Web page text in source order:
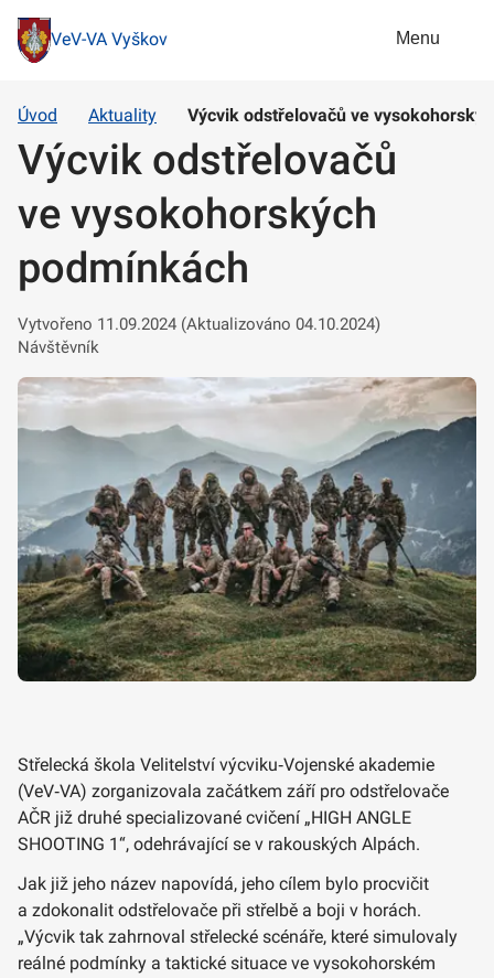
VeV-VA Vyškov Menu
Úvod Aktuality Výcvik odstřelovačů ve
Výcvik odstřelovačů
ve vysokohorských
podmínkách
Vytvořeno 11.09.2024 (Aktualizováno 04.10.2024)
Návštěvník
Střelecká škola Velitelství výcviku‑Vojenské akademie
(VeV‑VA) zorganizovala začátkem září pro odstřelovače
AČR již druhé specializované cvičení „HIGH ANGLE
SHOOTING 1“, odehrávající se v rakouských Alpách.
Jak již jeho název napovídá, jeho cílem bylo procvičit
a zdokonalit odstřelovače při střelbě a boji v horách.
„Výcvik tak zahrnoval střelecké scénáře, které simulovaly
reálné podmínky a taktické situace ve vysokohorském